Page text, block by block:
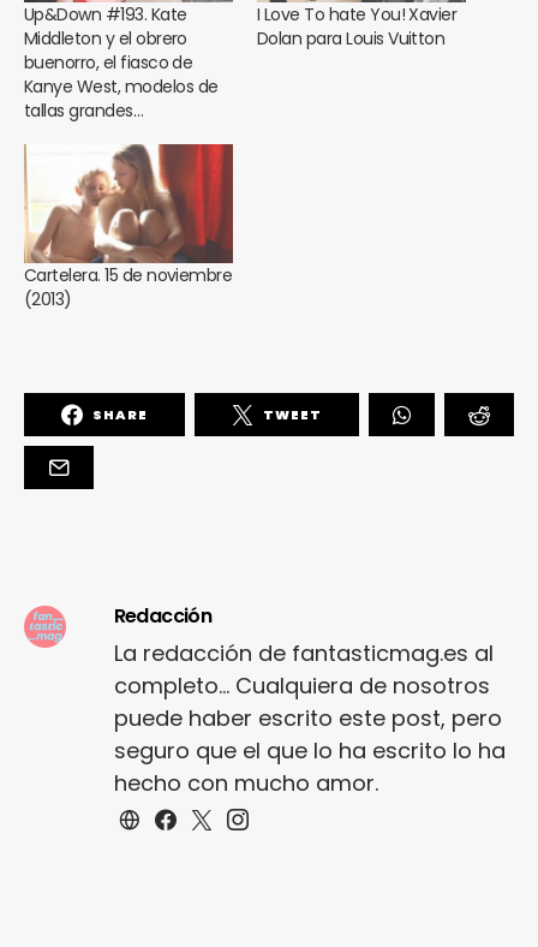
Up&Down #193. Kate
Middleton y el obrero
buenorro, el fiasco de
Kanye West, modelos de
tallas grandes…
I Love To hate You! Xavier
Dolan para Louis Vuitton
Cartelera. 15 de noviembre
(2013)
SHARE TWEET
Redacción
La redacción de fantasticmag.es al
completo... Cualquiera de nosotros
puede haber escrito este post, pero
seguro que el que lo ha escrito lo ha
hecho con mucho amor.